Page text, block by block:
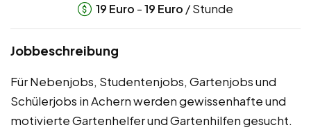
19 Euro -19 Euro / Stunde
Jobbeschreibung
Für Nebenjobs, Studentenjobs, Gartenjobs und
Schülerjobs in Achern werden gewissenhafte und
motivierte Gartenhelfer und Gartenhilfen gesucht.